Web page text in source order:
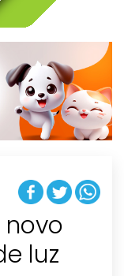
v
g
t
i
o
n
luz